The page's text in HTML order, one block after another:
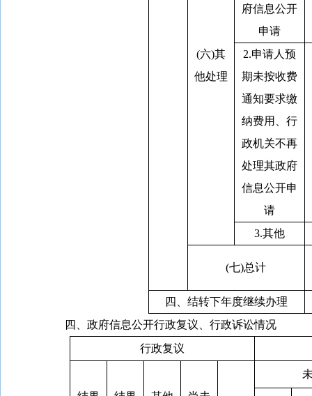
(六)其
他处理
府信息公开
申请
2.申请人预
期未按收费
通知要求缴
纳费用、行
政机关不再
处理其政府
信息公开申
请
3.其他
(七)总计
四、结转下年度继续办理
四、政府信息公开行政复议、行政诉讼情况
行政复议